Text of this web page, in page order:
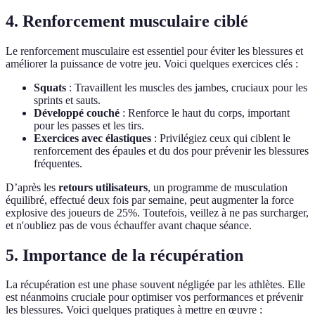
4. Renforcement musculaire ciblé
Le renforcement musculaire est essentiel pour éviter les blessures et
améliorer la puissance de votre jeu. Voici quelques exercices clés :
Squats : Travaillent les muscles des jambes, cruciaux pour les
sprints et sauts.
Développé couché : Renforce le haut du corps, important
pour les passes et les tirs.
Exercices avec élastiques : Privilégiez ceux qui ciblent le
renforcement des épaules et du dos pour prévenir les blessures
fréquentes.
D’après les retours utilisateurs, un programme de musculation
équilibré, effectué deux fois par semaine, peut augmenter la force
explosive des joueurs de 25%. Toutefois, veillez à ne pas surcharger,
et n'oubliez pas de vous échauffer avant chaque séance.
5. Importance de la récupération
La récupération est une phase souvent négligée par les athlètes. Elle
est néanmoins cruciale pour optimiser vos performances et prévenir
les blessures. Voici quelques pratiques à mettre en œuvre :